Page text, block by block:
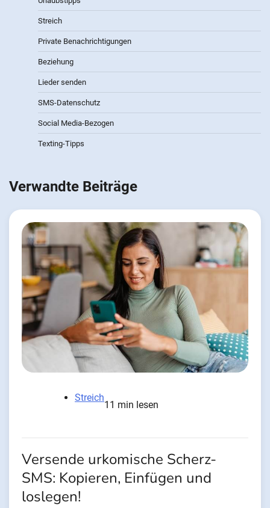
Streich
Private Benachrichtigungen
Beziehung
Lieder senden
SMS-Datenschutz
Social Media-Bezogen
Texting-Tipps
Verwandte Beiträge
Streich
11 min lesen
Versende urkomische Scherz-
SMS: Kopieren, Einfügen und
loslegen!